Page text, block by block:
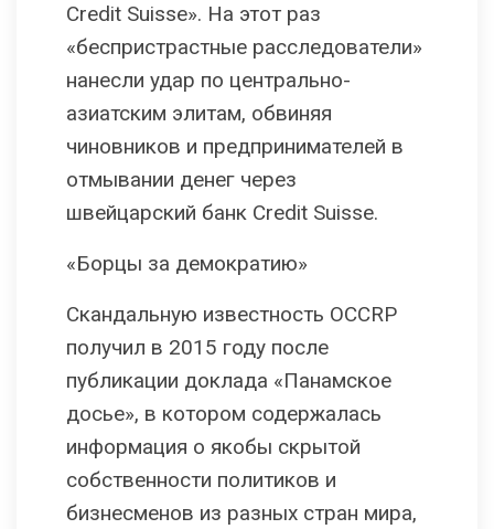
Credit Suisse». На этот раз
«беспристрастные расследователи»
нанесли удар по центрально-
азиатским элитам, обвиняя
чиновников и предпринимателей в
отмывании денег через
швейцарский банк Credit Suisse.
«Борцы за демократию»
Скандальную известность OCCRP
получил в 2015 году после
публикации доклада «Панамское
досье», в котором содержалась
информация о якобы скрытой
собственности политиков и
бизнесменов из разных стран мира,